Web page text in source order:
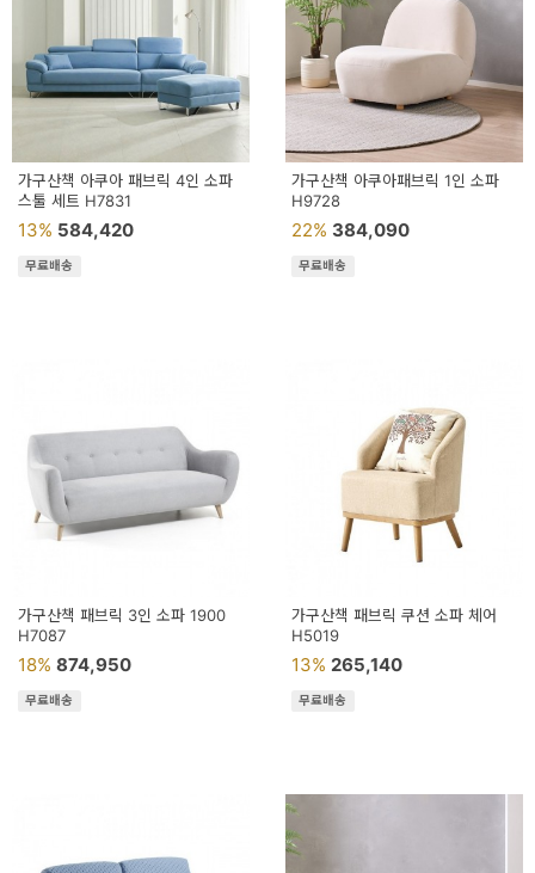
가구산책 아쿠아 패브릭 4인 소파
스툴 세트 H7831
13% 584,420
무료배송
가구산책 아쿠아패브릭 1인 소파
H9728
22% 384,090
무료배송
가구산책 패브릭 3인 소파 1900
H7087
18% 874,950
무료배송
가구산책 패브릭 쿠션 소파 체어
H5019
13% 265,140
무료배송